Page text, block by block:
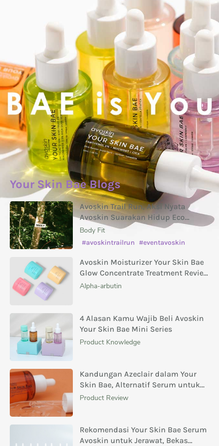
Your Skin Bae Blogs
Avoskin Trail Run, Aksi Nyata
Avoskin Suarakan Hidup Eco
Conscious
Body Fit
#avoskintrailrun #eventavoskin
Avoskin Moisturizer Your Skin Bae
Glow Concentrate Treatment Review
Masing-Masing Variannya
Alpha-arbutin
4 Alasan Kamu Wajib Beli Avoskin
Your Skin Bae Mini Series
Product Knowledge
Kandungan Azeclair dalam Your
Skin Bae, Alternatif Serum untuk
Menghilangkan Bekas Jerawat
Product Review
Rekomendasi Your Skin Bae Serum
Avoskin untuk Jerawat, Bekas